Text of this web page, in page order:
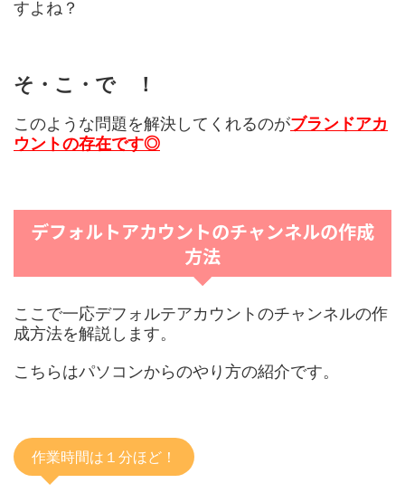
すよね？
そ・こ・で ！
このような問題を解決してくれるのがブランドアカ
ウントの存在です◎
デフォルトアカウントのチャンネルの作成
方法
ここで一応デフォルテアカウントのチャンネルの作
成方法を解説します。
こちらはパソコンからのやり方の紹介です。
作業時間は１分ほど！